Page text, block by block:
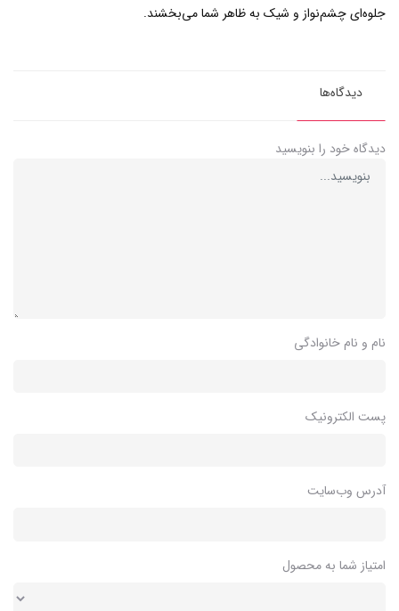
جلوه‌ای چشم‌نواز و شیک به ظاهر شما می‌بخشند.
دیدگاه‌ها
دیدگاه خود را بنویسید
نام و نام خانوادگی
پست الکترونیک
آدرس وب‌سایت
امتیاز شما به محصول